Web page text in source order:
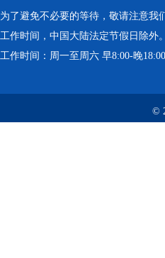
为了避免不必要的等待，敬请注意我
工作时间，中国大陆法定节假日除外。
工作时间：周一至周六 早8:00-晚
©